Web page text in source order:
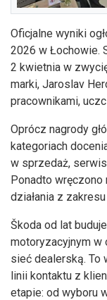
Oficjalne wyniki
2026 w Łochowie.
2 kwietnia w
marki, Jaroslav
pracownikami,
Oprócz nagrody
kategoriach
w sprzedaż,
Ponadto
działania z
Škoda od lat
motoryzacyjnym w
sieć dealerską. To
linii kontaktu z
etapie: od wyboru